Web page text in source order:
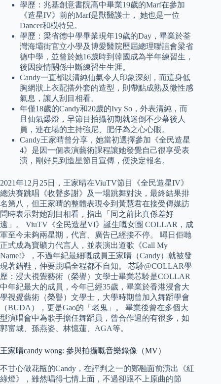
學歷：兆基創意書院高中畢業19歲的Marf在參加
《造星IV》前的Marf是獸醫護士， 她也是一位
Dancer和模特兒。
學歷：梁省德中學畢業現年19歲的Day，畢業於荃
灣海壩街官立小學及博愛醫院歷屆總理聯誼會梁省
德中學，並曾於她16歲時到韓國成為半年練習生，
後因疫情關係中斷練習生生涯。
Candy一直都以清純仙氣令人印象深刻，而這身低
胸網狀上衣配搭外套的造型，則帶點成熟及微性感
氣息，讓人刮目相看。
年僅18歲的Candy和20歲的Ivy So，外表清純，而
且仙氣爆燈，早節目拍攝初期就迷倒不少幕後人
員，連在場的主持強尼、肥仔為之心心眼。
Candy王家晴曾分享，她當初選擇參加《全民造星
4》是因一個表演藝術課程讓她發覺自己很享受表
演，剛好見到造星節目宣傳，便決定報名。
2021年12月25日，王家晴在ViuTV節目《全民造星IV》
總決賽跳唱《收聲多謝》及一場跳舞對決，最終結果排
名第八，但王家晴的整體表現令到黃慧君在接受傳媒訪
問時表示對她刮目相看，指出「同之前比真係差好
遠」。 ViuTV《全民造星VI》誕生嘅女團 COLLAR，成
軍至今未夠兩星期，代言、廣告已經接不停。 噚日佢哋
正式成為寶礦力代言人，並表演出道歌《Call My
Name!》，不過年紀最細嘅成員王家晴（Candy）就被發
現著錯鞋，仲要跳唱全程都不自知。 芯駖@COLLAR學
歷：浸大視覺藝術（榮譽）文學士畢業芯駖是COLLAR
中年紀最大的成員，今年已經35歲，畢業於香港浸會大
學視覺藝術（榮譽）文學士，大學時期曾加入舞蹈學會
（BUDA），更是Gao的「老鬼」。 畢業後曾在多個大
型演唱會中為歌手擔任舞蹈員，曾合作過的有很多，如
郭富城、孫燕姿、林憶蓮、AGA等。
王家晴candy wong: 參與拍攝嘅音樂錄像（MV）
不甘心做花瓶的Candy，在評判之一的鄭融面前演出《紅
綠燈》，雖然唱得七情上面，不過卻跟不上原曲的節